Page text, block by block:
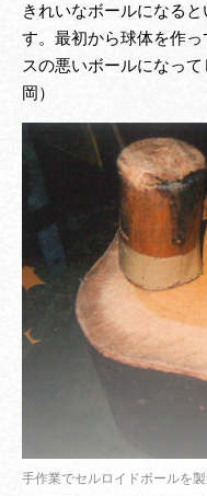
きれいなボールになる
す。最初から球体を作
スの悪いボールになっ
岡）
手作業でセルロイドボールを